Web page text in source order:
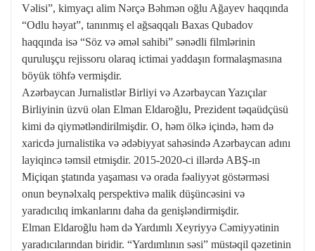
Vəlisi”, kimyaçı alim Nərçə Bəhmən oğlu Ağayev haqqında
“Odlu həyat”, tanınmış el ağsaqqalı Baxas Qubadov
haqqında isə “Söz və əməl sahibi” sənədli filmlərinin
quruluşçu rejissoru olaraq ictimai yaddaşın formalaşmasına
böyük töhfə vermişdir.
Azərbaycan Jurnalistlər Birliyi və Azərbaycan Yazıçılar
Birliyinin üzvü olan Elman Eldaroğlu, Prezident təqaüdçüsü
kimi də qiymətləndirilmişdir. O, həm ölkə içində, həm də
xaricdə jurnalistika və ədəbiyyat sahəsində Azərbaycan adını
layiqincə təmsil etmişdir. 2015-2020-ci illərdə ABŞ-ın
Miçiqan ştatında yaşaması və orada fəaliyyət göstərməsi
onun beynəlxalq perspektivə malik düşüncəsini və
yaradıcılıq imkanlarını daha da genişləndirmişdir.
Elman Eldaroğlu həm də Yardımlı Xeyriyyə Cəmiyyətinin
yaradıcılarından biridir. “Yardımlının səsi” müstəqil qəzetinin